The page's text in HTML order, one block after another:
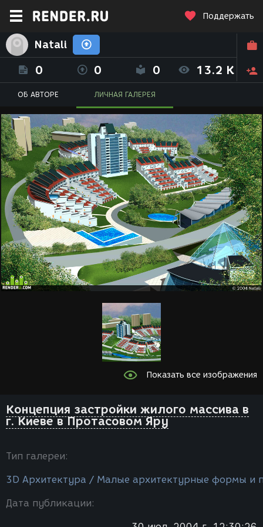
Поддержать
Natali
0 0 0 13.2 K
ОБ АВТОРЕ ЛИЧНАЯ ГАЛЕРЕЯ
Показать все изображения
Концепция застройки жилого массива в
г. Киеве в Протасовом Яру
Тип галереи:
3D Архитектура / Малые архитектурные формы и
Дата публикации: